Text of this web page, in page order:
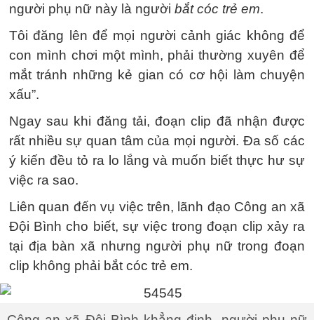
người phụ nữ này là người bắt cóc trẻ em.
Tôi đăng lên để mọi người cảnh giác không để
con mình chơi một mình, phải thường xuyên để
mắt tránh những kẻ gian có cơ hội làm chuyện
xấu”.
Ngay sau khi đăng tải, đoạn clip đã nhận được
rất nhiều sự quan tâm của mọi người. Đa số các
ý kiến đều tỏ ra lo lắng và muốn biết thực hư sự
việc ra sao.
Liên quan đến vụ việc trên, lãnh đạo Công an xã
Đội Bình cho biết, sự việc trong đoạn clip xảy ra
tại địa bàn xã nhưng người phụ nữ trong đoạn
clip không phải bắt cóc trẻ em.